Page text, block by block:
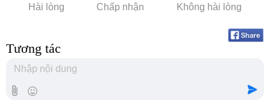
Hài lòng Chấp nhận Không hài lòng
Tương tác